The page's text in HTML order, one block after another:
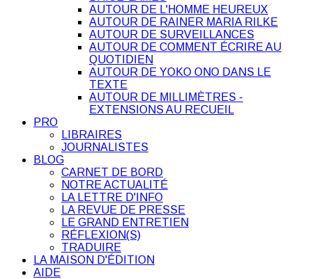
AUTOUR DE L'HOMME HEUREUX
AUTOUR DE RAINER MARIA RILKE
AUTOUR DE SURVEILLANCES
AUTOUR DE COMMENT ÉCRIRE AU
QUOTIDIEN
AUTOUR DE YOKO ONO DANS LE
TEXTE
AUTOUR DE MILLIMÈTRES -
EXTENSIONS AU RECUEIL
PRO
LIBRAIRES
JOURNALISTES
BLOG
CARNET DE BORD
NOTRE ACTUALITÉ
LA LETTRE D'INFO
LA REVUE DE PRESSE
LE GRAND ENTRETIEN
RÉFLEXION(S)
TRADUIRE
LA MAISON D'ÉDITION
AIDE